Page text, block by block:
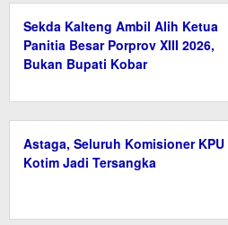
Sekda Kalteng Ambil Alih Ketua
Panitia Besar Porprov XIII 2026,
Bukan Bupati Kobar
Astaga, Seluruh Komisioner KPU
Kotim Jadi Tersangka